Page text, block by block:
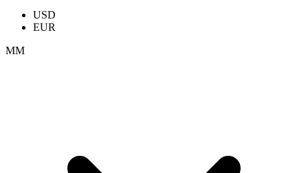
USD
EUR
ММ